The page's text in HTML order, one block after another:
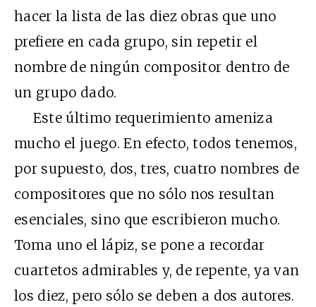
hacer la lista de las diez obras que uno
prefiere en cada grupo, sin repetir el
nombre de ningún compositor dentro de
un grupo dado.
Este último requerimiento ameniza
mucho el juego. En efecto, todos tenemos,
por supuesto, dos, tres, cuatro nombres de
compositores que no sólo nos resultan
esenciales, sino que escribieron mucho.
Toma uno el lápiz, se pone a recordar
cuartetos admirables y, de repente, ya van
los diez, pero sólo se deben a dos autores.